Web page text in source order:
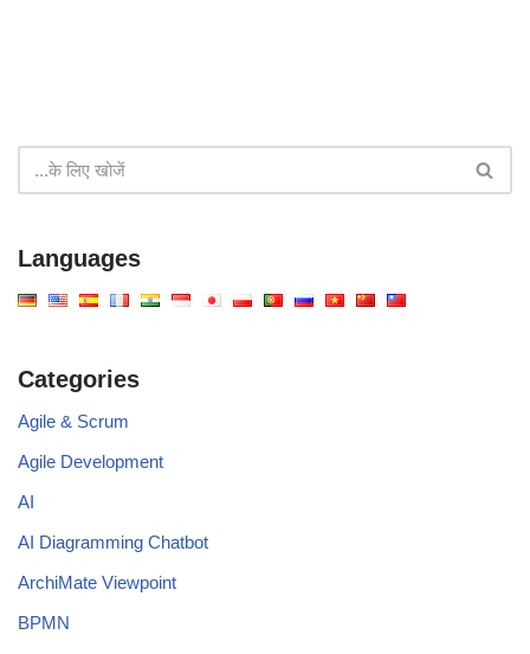
Languages
Categories
Agile & Scrum
Agile Development
AI
AI Diagramming Chatbot
ArchiMate Viewpoint
BPMN